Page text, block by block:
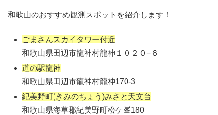
和歌山のおすすめ観測スポットを紹介します！
ごまさんスカイタワー付近
和歌山県田辺市龍神村龍神１０２０−６
道の駅龍神
和歌山県田辺市龍神村龍神170-3
紀美野町(きみのちょう)みさと天文台
和歌山県海草郡紀美野町松ケ峯180